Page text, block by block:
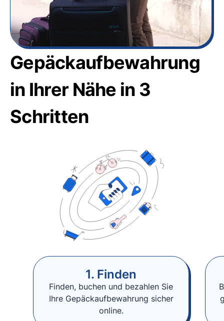
Gepäckaufbewahrung
in Ihrer Nähe in 3
Schritten
1. Finden
Finden, buchen und bezahlen Sie
Ihre Gepäckaufbewahrung sicher
online.